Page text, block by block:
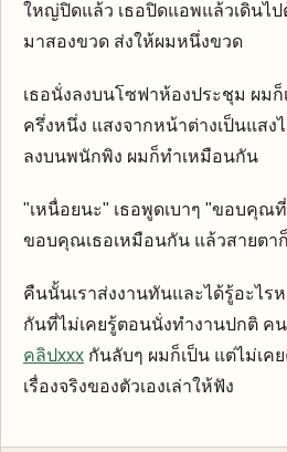
ใหญ่ปิดแล้ว เธอปิดแอพแล้วเดินไ
มาสองขวด ส่งให้ผมหนึ่งขวด
เธอนั่งลงบนโซฟาห้องประชุม ผม
ครึ่งหนึ่ง แสงจากหน้าต่างเป็นแสง
ลงบนพนักพิง ผมก็ทำเหมือนกัน
"เหนื่อยนะ" เธอพูดเบาๆ "ขอบคุณ
ขอบคุณเธอเหมือนกัน แล้วสายตา
คืนนั้นเราส่งงานทันและได้รู้อะไร
กันที่ไม่เคยรู้ตอนนั่งทำงานปกติ ค
คลิปxxx กันลับๆ ผมก็เป็น แต่ไม่เค
เรื่องจริงของตัวเองเล่าให้ฟัง